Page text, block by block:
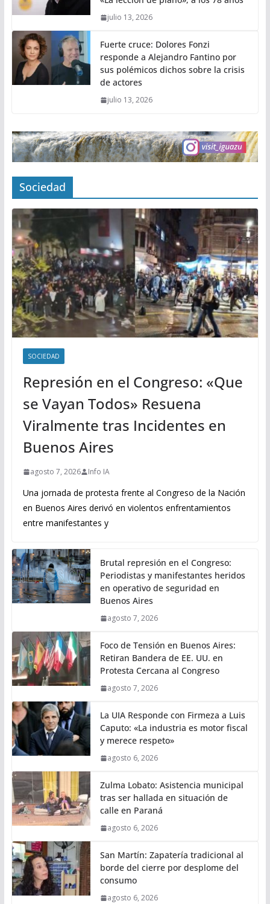
julio 13, 2026
Fuerte cruce: Dolores Fonzi
responde a Alejandro Fantino por
sus polémicos dichos sobre la crisis
de actores
julio 13, 2026
Sociedad
SOCIEDAD
Represión en el Congreso: «Que
se Vayan Todos» Resuena
Viralmente tras Incidentes en
Buenos Aires
agosto 7, 2026 Info IA
Una jornada de protesta frente al Congreso de la Nación
en Buenos Aires derivó en violentos enfrentamientos
entre manifestantes y
Brutal represión en el Congreso:
Periodistas y manifestantes heridos
en operativo de seguridad en
Buenos Aires
agosto 7, 2026
Foco de Tensión en Buenos Aires:
Retiran Bandera de EE. UU. en
Protesta Cercana al Congreso
agosto 7, 2026
La UIA Responde con Firmeza a Luis
Caputo: «La industria es motor fiscal
y merece respeto»
agosto 6, 2026
Zulma Lobato: Asistencia municipal
tras ser hallada en situación de
calle en Paraná
agosto 6, 2026
San Martín: Zapatería tradicional al
borde del cierre por desplome del
consumo
agosto 6, 2026